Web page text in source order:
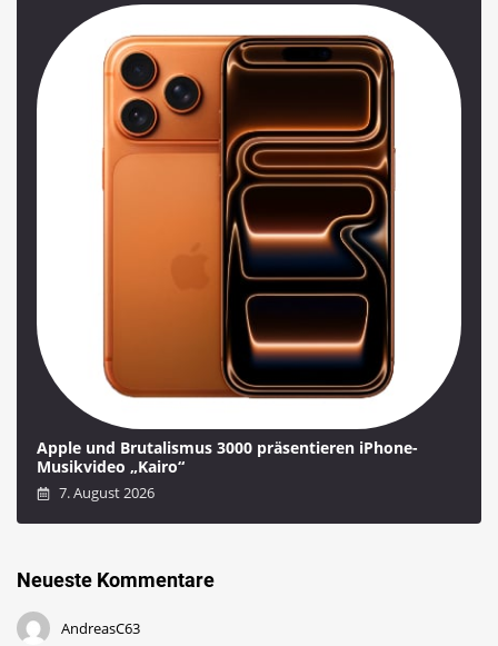
Apple und Brutalismus 3000 präsentieren iPhone-
Musikvideo „Kairo“
7. August 2026
Neueste Kommentare
AndreasC63